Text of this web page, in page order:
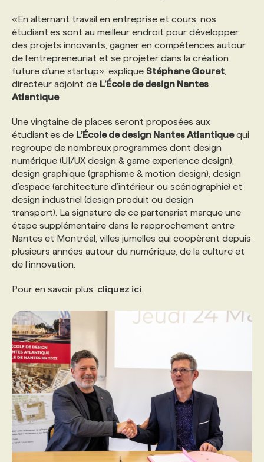
«En alternant travail en entreprise et cours, nos
étudiant·es sont au meilleur endroit pour développer
des projets innovants, gagner en compétences autour
de l’entrepreneuriat et se projeter dans la création
future d’une startup», explique Stéphane Gouret
directeur adjoint de L’École de design Nantes
Atlantique.
Une vingtaine de places seront proposées aux
étudiant·es de L’École de design Nantes Atlantiquequi
regroupe de nombreux programmes dont design
numérique (UI/UX design & game experience design),
design graphique (graphisme & motion design), design
d’espace (architecture d’intérieur ou scénographie) et
design industriel (design produit ou design
transport). La signature de ce partenariat marque une
étape supplémentaire dans le rapprochement entre
Nantes et Montréal, villes jumelles qui coopèrent depuis
plusieurs années autour du numérique, de la culture et
de l’innovation.
Pour en savoir plus, cliquez ici